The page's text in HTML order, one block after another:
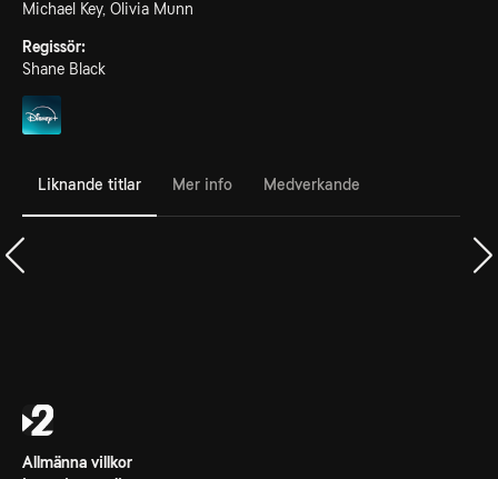
Michael Key, Olivia Munn
Regissör:
Shane Black
Liknande titlar Mer info Medverkande
Allmänna villkor